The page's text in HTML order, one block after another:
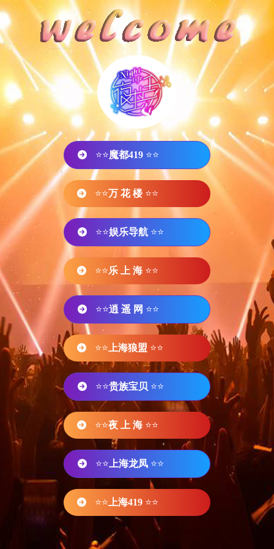
⭐⭐魔都419 ⭐⭐
⭐⭐万 花 楼 ⭐⭐
⭐⭐娱乐导航 ⭐⭐
⭐⭐乐 上 海 ⭐⭐
⭐⭐逍 遥 网 ⭐⭐
⭐⭐ 上海狼盟 ⭐⭐
⭐⭐贵族宝贝 ⭐⭐
⭐⭐夜 上 海 ⭐⭐
⭐⭐ 上海龙凤 ⭐⭐
⭐⭐ 上海419 ⭐⭐